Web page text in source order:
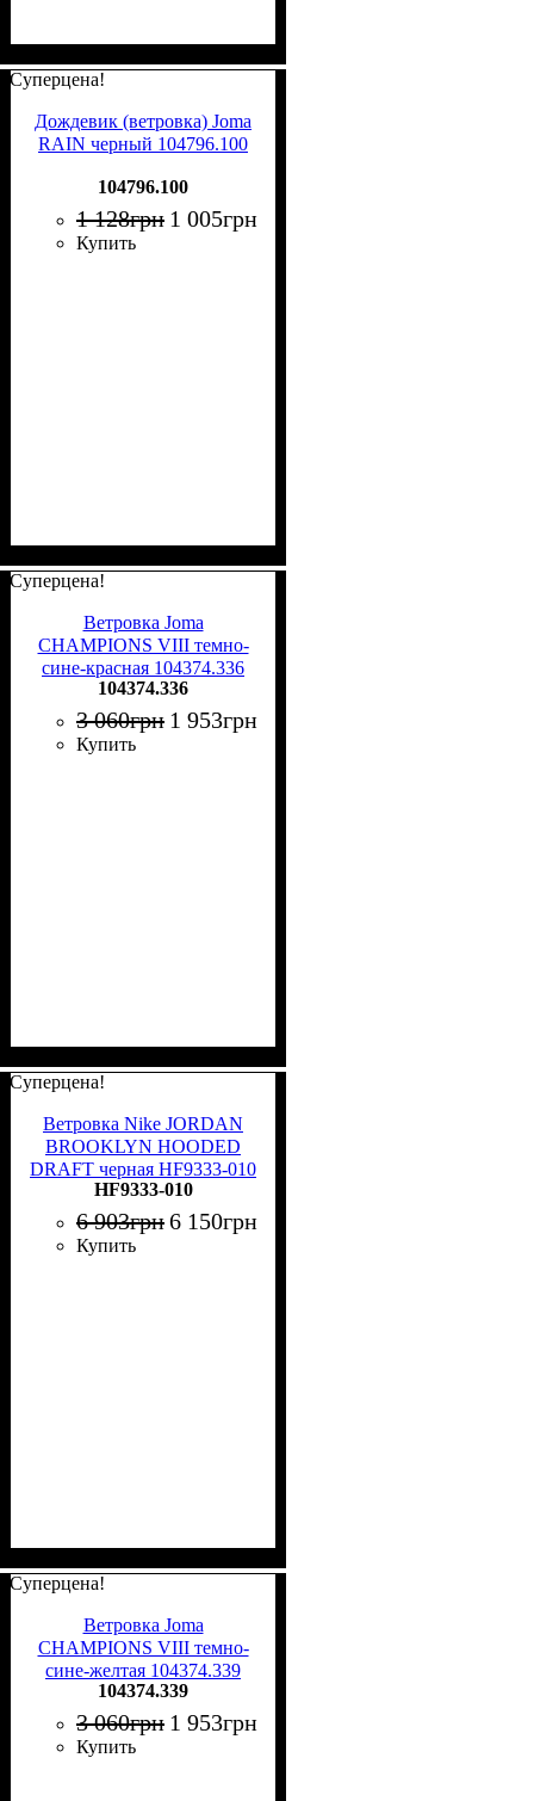
Суперцена!
Дождевик (ветровка) Joma
RAIN черный 104796.100
104796.100
1 128грн 1 005грн
Купить
Суперцена!
Ветровка Joma
CHAMPIONS VIII темно-
сине-красная 104374.336
104374.336
3 060грн 1 953грн
Купить
Суперцена!
Ветровка Nike JORDAN
BROOKLYN HOODED
DRAFT черная HF9333-010
HF9333-010
6 903грн6 150грн
Купить
Суперцена!
Ветровка Joma
CHAMPIONS VIII темно-
сине-желтая 104374.339
104374.339
3 060грн 1 953грн
Купить